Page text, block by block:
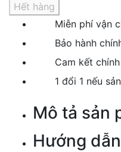
Hết hàng
Miễn phí vận
Bảo hành
Cam kết
1 đổi 1 nếu
Mô tả sản
Hướng